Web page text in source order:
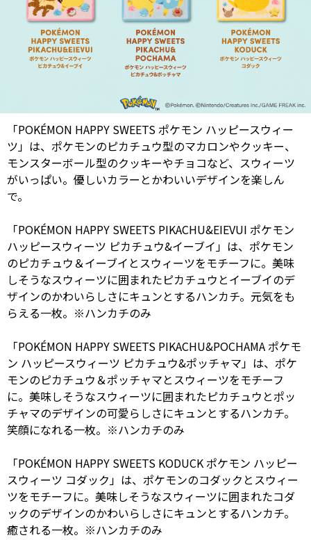
「POKÉMON HAPPY SWEETS ポケモン ハッピースウィー
ツ」は、ポケモンのピカチュウ型のマカロンやクッキー、
モンスターボール型のクッキーやチョコなど、スウィーツ
がいっぱい。優しいカラーとかわいいデザインを楽しん
で。
「POKÉMON HAPPY SWEETS PIKACHU&EIEVUI ポケモン
ハッピースウィーツ ピカチュウ&イーブイ」は、ポケモン
のピカチュウ＆イーブイとスウィーツをモチーフに。美味
しそうなスウィーツに囲まれたピカチュウとイーブイのデ
ザインのかわいらしさにキュンとするハンカチ。元気をも
らえる一枚。※ハンカチのみ
「POKÉMON HAPPY SWEETS PIKACHU&POCHAMA ポケモ
ン ハッピースウィーツ ピカチュウ&ポッチャマ」は、ポケ
モンのピカチュウ＆ポッチャマとスウィーツをモチーフ
に。美味しそうなスウィーツに囲まれたピカチュウとポッ
チャマのデザインの可愛らしさにキュンとするハンカチ。
笑顔になれる一枚。※ハンカチのみ
「POKÉMON HAPPY SWEETS KODUCK ポケモン ハッピー
スウィーツ コダック」は、ポケモンのコダックとスウィー
ツをモチーフに。美味しそうなスウィーツに囲まれたコダ
ックのデザインのかわいらしさにキュンとするハンカチ。
癒される一枚。※ハンカチのみ